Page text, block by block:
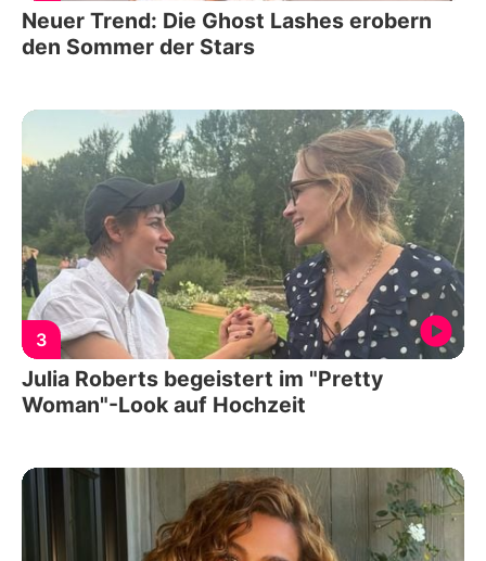
Neuer Trend: Die Ghost Lashes erobern
den Sommer der Stars
3
Julia Roberts begeistert im "Pretty
Woman"-Look auf Hochzeit